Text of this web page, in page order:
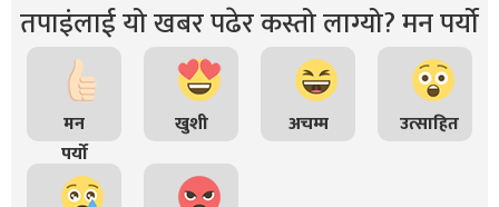
तपाइंलाई यो खबर पढेर कस्तो लाग्यो? मन पर्यो
मन
पर्यो
खुशी अचम्म उत्साहित